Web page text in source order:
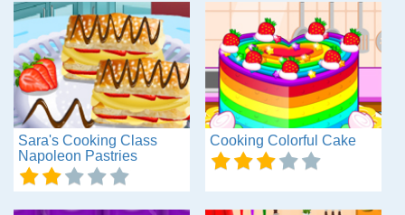
Sara's Cooking Class
Napoleon Pastries
Cooking Colorful Cake